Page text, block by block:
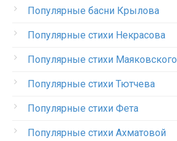
Популярные басни Крылова
Популярные стихи Некрасова
Популярные стихи Маяковского
Популярные стихи Тютчева
Популярные стихи Фета
Популярные стихи Ахматовой